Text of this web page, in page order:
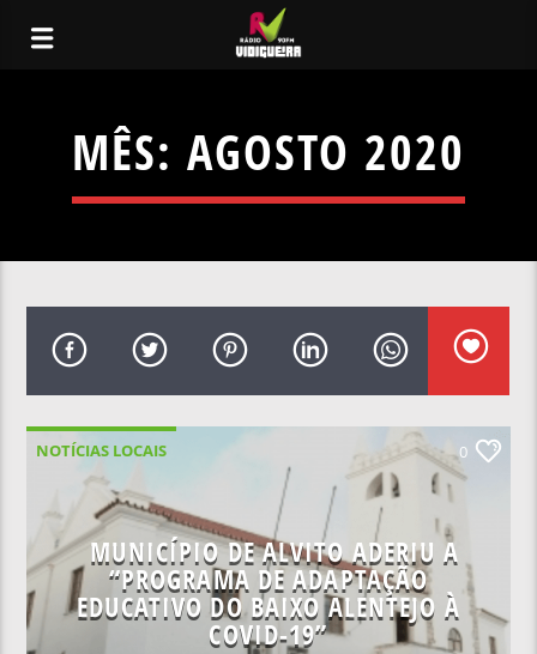
MÊS: AGOSTO 2020
NOTÍCIAS LOCAIS 0
MUNICÍPIO DE ALVITO ADERIU A
“PROGRAMA DE ADAPTAÇÃO
EDUCATIVO DO BAIXO ALENTEJO À
COVID-19”